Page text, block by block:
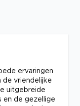
ervaringen
vriendelijke
uitgebreide
en de gezellige